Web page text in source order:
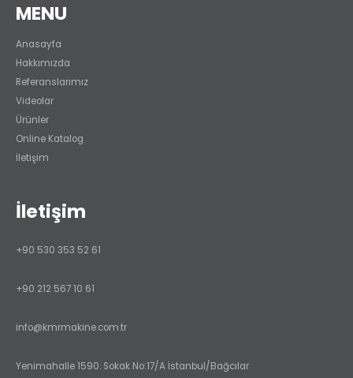
MENU
Anasayfa
Hakkımızda
Referanslarımız
Videolar
Ürünler
Online Katalog
İletişim
İletişim
+90 530 353 52 61
+90 212 567 10 61
info@kmrmakine.com.tr
Yenimahalle 1590. Sokak No:17/A İstanbul/Bağcılar